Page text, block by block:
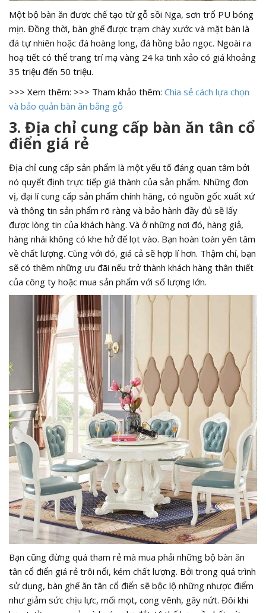
Một bộ bàn ăn được chế tạo từ gỗ sồi Nga, sơn trổ PU bóng
mịn. Đồng thời, bàn ghế được trạm chày xước và mặt bàn là
đá tự nhiên hoặc đá hoàng long, đá hồng bảo ngọc. Ngoài ra
hoạ tiết có thể trang trí mạ vàng 24 ka tinh xảo có giá khoảng
35 triệu đến 50 triệu.
>>> Xem thêm: >>> Tham khảo thêm: Chia sẻ cách lựa chọn
và bảo quản bàn ăn bằng gỗ
3. Địa chỉ cung cấp bàn ăn tân cổ
điển giá rẻ
Địa chỉ cung cấp sản phẩm là một yếu tố đáng quan tâm bởi
nó quyết định trực tiếp giá thành của sản phẩm. Những đơn
vị, đại lí cung cấp sản phẩm chính hãng, có nguồn gốc xuất xứ
và thông tin sản phẩm rõ ràng và bảo hành đầy đủ sẽ lấy
được lòng tin của khách hàng. Và ở những nơi đó, hàng giả,
hàng nhái không có khe hở để lọt vào. Bạn hoàn toàn yên tâm
về chất lượng. Cùng với đó, giá cả sẽ hợp lí hơn. Thậm chí, bạn
sẽ có thêm những ưu đãi nếu trở thành khách hàng thân thiết
của công ty hoặc mua sản phẩm với số lượng lớn.
Bạn cũng đừng quá tham rẻ mà mua phải những bộ bàn ăn
tân cổ điển giá rẻ trôi nổi, kém chất lượng. Bởi trong quá trình
sử dụng, bàn ghế ăn tân cổ điển sẽ bộc lộ những nhược điểm
như giảm sức chịu lực, mối mọt, cong vênh, gãy nứt. Đôi khi